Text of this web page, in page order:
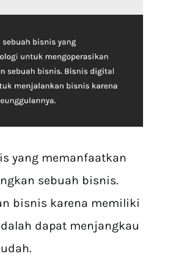
yang memanfaatkan
sebuah bisnis.
bisnis karena memiliki
dapat menjangkau